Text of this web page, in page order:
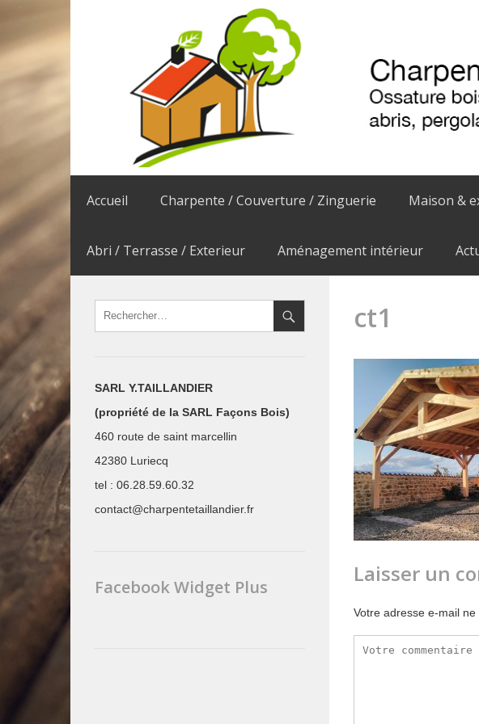
Accueil Charpente / Couverture / Zinguerie Maison &
Abri / Terrasse / Exterieur Aménagement intérieur
SARL Y.TAILLANDIER
(propriété de la SARL Façons Bois)
460 route de saint marcellin
42380 Luriecq
tel : 06.28.59.60.32
contact@charpentetaillandier.fr
Facebook Widget Plus
ct1
Laisser un
Votre adresse e-mail ne